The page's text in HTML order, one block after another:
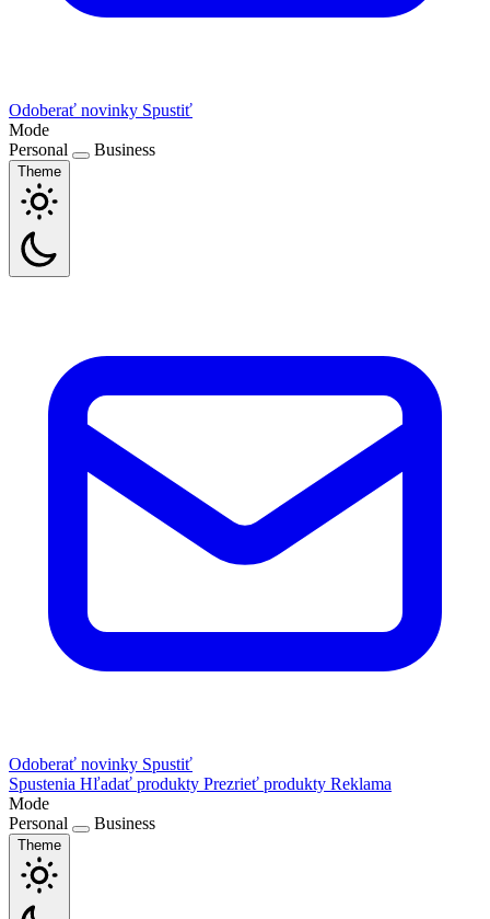
Odoberať novinky Spustiť
Mode
Personal
Business
Theme
Odoberať novinky Spustiť
Spustenia Hľadať produkty Prezrieť produkty Reklama
Mode
Personal
Business
Theme